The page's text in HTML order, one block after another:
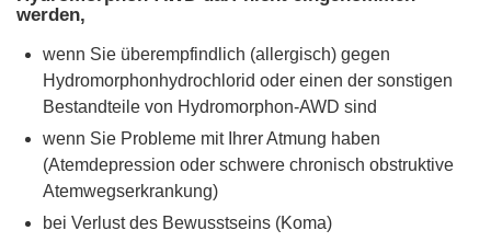
werden,
wenn Sie überempfindlich (allergisch) gegen
Hydromorphonhydrochlorid oder einen der sonstigen
Bestandteile von Hydromorphon-AWD sind
wenn Sie Probleme mit Ihrer Atmung haben
(Atemdepression oder schwere chronisch obstruktive
Atemwegserkrankung)
bei Verlust des Bewusstseins (Koma)